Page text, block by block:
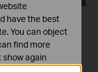
have the best
You can object
find more
show again